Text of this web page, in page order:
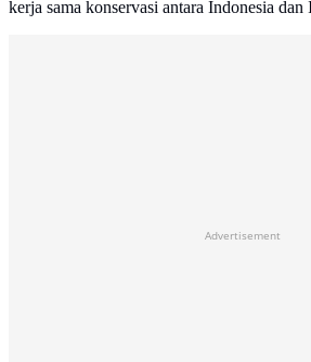
kerja sama konservasi antara Indonesia dan
Advertisement